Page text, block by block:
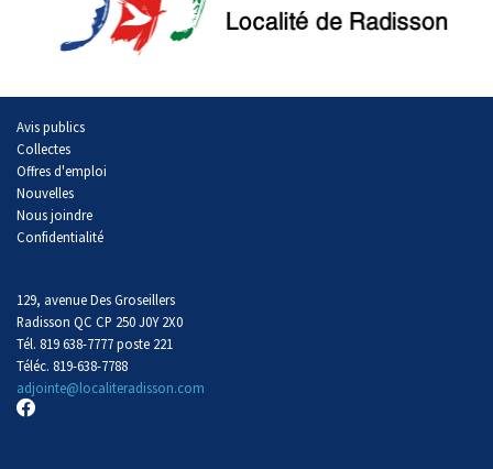
Avis publics
Collectes
Offres d'emploi
Nouvelles
Nous joindre
Confidentialité
129, avenue Des Groseillers
Radisson QC CP 250 J0Y 2X0
Tél. 819 638-7777 poste 221
Téléc. 819-638-7788
adjointe@localiteradisson.com